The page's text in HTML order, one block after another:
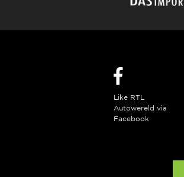
Like RTL
Autowereld via
Facebook